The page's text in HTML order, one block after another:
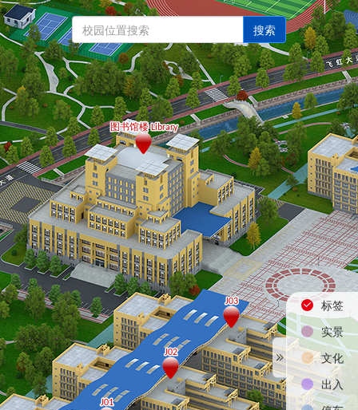
搜索
标签
实景
文化
出入